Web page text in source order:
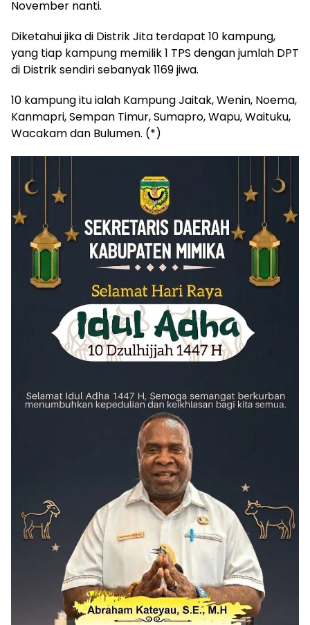
November nanti.
Diketahui jika di Distrik Jita terdapat 10 kampung,
yang tiap kampung memilik 1 TPS dengan jumlah DPT
di Distrik sendiri sebanyak 1169 jiwa.
10 kampung itu ialah Kampung Jaitak, Wenin, Noema,
Kanmapri, Sempan Timur, Sumapro, Wapu, Waituku,
Wacakam dan Bulumen. (*)